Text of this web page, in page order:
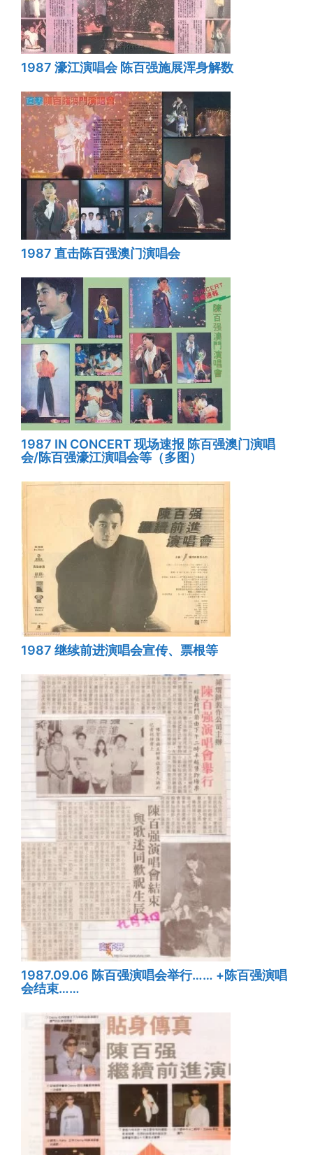
1987 濠江演唱会 陈百强施展浑身解数
1987 直击陈百强澳门演唱会
1987 IN CONCERT 现场速报 陈百强澳门演唱
会/陈百强濠江演唱会等（多图）
1987 继续前进演唱会宣传、票根等
1987.09.06 陈百强演唱会举行…… +陈百强演唱
会结束……